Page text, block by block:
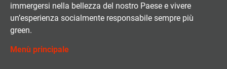
immergersi nella bellezza del nostro Paese e vivere
un’esperienza socialmente responsabile sempre più
green.
Menù principale